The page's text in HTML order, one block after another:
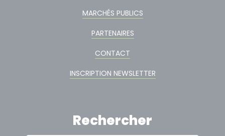
MARCHÉS PUBLICS
PARTENAIRES
CONTACT
INSCRIPTION NEWSLETTER
Rechercher